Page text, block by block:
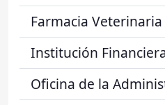
Farmacia Veterinaria
Institución
Oficina de la